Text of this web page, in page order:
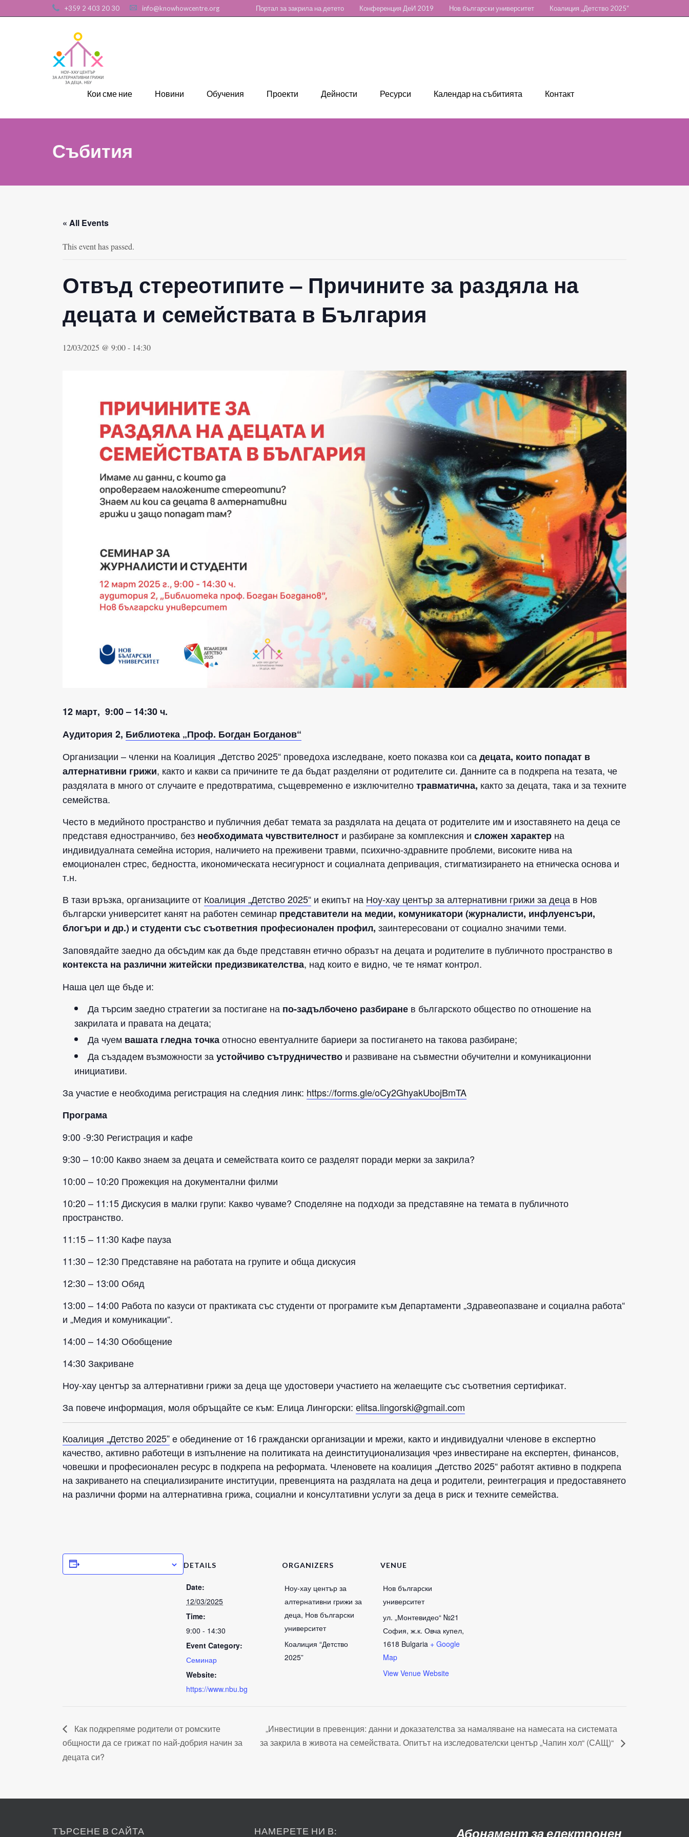
+359 2 403 20 30 info@knowhowcentre.org Портал за закрила на детето Конференция ДеИ 2019 Нов български университет Коалиция „Детство 2025“
Кои сме ние Новини Обучения Проекти Дейности Ресурси Календар на събитията Контакт
Събития
« All Events
This event has passed.
Отвъд стереотипите – Причините за раздяла на
децата и семействата в България
12/03/2025 @ 9:00- 14:30
12 март, 9:00 – 14:30 ч.
Аудитория 2, Библиотека „Проф. Богдан Богданов“
Организации – членки на Коалиция „Детство 2025“ проведоха изследване, което показва кои садецата, които попадат в
алтернативни грижи, както и какви са причините те да бъдат разделяни от родителите си. Данните са в подкрепа на тезата, че
раздялата в много от случаите е предотвратима, същевременно е изключителнотравматична, както за децата, така и за техните
семейства.
Често в медийното пространство и публичния дебат темата за раздялата на децата от родителите им и изоставянето на деца се
представя едностранчиво, без необходимата чувствителност и разбиране за комплексния и сложен характер на
индивидуалната семейна история, наличието на преживени травми, психично-здравните проблеми, високите нива на
емоционален стрес, бедността, икономическата несигурност и социалната депривация, стигматизирането на етническа основа и
т.н.
В тази връзка, организациите от Коалиция „Детство 2025“ и екипът на Ноу-хау център за алтернативни грижи за деца в Нов
български университет канят на работен семинар представители на медии, комуникатори (журналисти, инфлуенсъри,
блогъри и др.) и студенти със съответния професионален профил, заинтересовани от социално значими теми.
Заповядайте заедно да обсъдим как да бъде представян етично образът на децата и родителите в публичното пространство в
контекста на различни житейски предизвикателства, над които е видно, че те нямат контрол.
Наша цел ще бъде и:
Да търсим заедно стратегии за постигане на по-задълбочено разбиране в българското общество по отношение на
закрилата и правата на децата;
Да чуем вашата гледна точкаотносно евентуалните бариери за постигането на такова разбиране;
Да създадем възможности заустойчиво сътрудничество и развиване на съвместни обучителни и комуникационни
инициативи.
За участие е необходима регистрация на следния линк: https://forms.gle/oCy2GhyakUbojBmTA
Програма
9:00 -9:30 Регистрация и кафе
9:30 – 10:00 Какво знаем за децата и семействата които се разделят поради мерки за закрила?
10:00 – 10:20 Прожекция на документални филми
10:20 – 11:15 Дискусия в малки групи: Какво чуваме? Споделяне на подходи за представяне на темата в публичното
пространство.
11:15 – 11:30 Кафе пауза
11:30 – 12:30 Представяне на работата на групите и обща дискусия
12:30 – 13:00 Обяд
13:00 – 14:00 Работа по казуси от практиката със студенти от програмите към Департаменти „Здравеопазване и социална работа“
и „Медия и комуникации“.
14:00 – 14:30 Обобщение
14:30 Закриване
Ноу-хау център за алтернативни грижи за деца ще удостовери участието на желаещите със съответния сертификат.
За повече информация, моля обръщайте се към: Елица Лингорски: elitsa.lingorski@gmail.com
Коалиция „Детство 2025”e обединение от 16 граждански организации и мрежи, както и индивидуални членове в експертно
качество, активно работещи в изпълнение на политиката на деинституционализация чрез инвестиране на експертен, финансов,
човешки и професионален ресурс в подкрепа на реформата. Членовете на коалиция „Детство 2025“ работят активно в подкрепа
на закриването на специализираните институции, превенцията на раздялата на деца и родители, реинтеграция и предоставянето
на различни форми на алтернативна грижа, социални и консултативни услуги за деца в риск и техните семейства.
DETAILS
Date:
12/03/2025
Time:
9:00 - 14:30
Event Category:
Семинар
Website:
https://www.nbu.bg
ORGANIZERS
Ноу-хау център за
алтернативни грижи за
деца, Нов български
университет
Коалиция “Детство
2025”
VENUE
Нов български
университет
ул. „Монтевидео“ №21
София, ж.к. Овча купел,
1618 Bulgaria + Google
Map
View Venue Website
Как подкрепяме родители от ромските
общности да се грижат по най-добрия начин за
децата си?
„Инвестиции в превенция: данни и доказателства за намаляване на намесата на системата
за закрила в живота на семействата. Опитът на изследователски център „Чапин хол“ (САЩ)“
ТЪРСЕНЕ В САЙТА НАМЕРЕТЕ НИ В: Абонамент за електронен